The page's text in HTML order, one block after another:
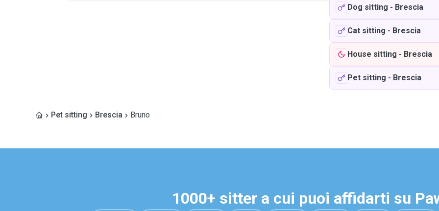
Dog sitting - Brescia
Cat sitting - Brescia
House sitting - Brescia
Pet sitting - Brescia
Pet sitting Brescia Bruno
1000+ sitter a cui puoi affidarti su